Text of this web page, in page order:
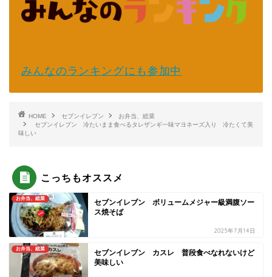
みんなのランキングにも参加中
HOME セブンイレブン
お弁当、総菜
セブンイレブン 冷たいまま食べるタレザンギ一味マヨネーズ入り 冷たくて美
味しい
こっちもオススメ
お弁当、総菜
セブンイレブン ボリュームメジャー級満腹ソー
ス焼そば
2025年7月14日
お弁当、総菜
セブンイレブン カスレ 普段食べなれないけど
美味しい